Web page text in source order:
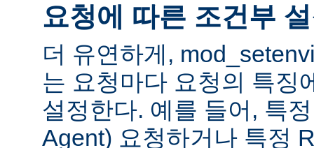
요청에 따른 조건부
더 유연하게,
는 요청마다 요청의 특징
설정한다. 예를 들어, 특
Agent) 요청하거나 특정